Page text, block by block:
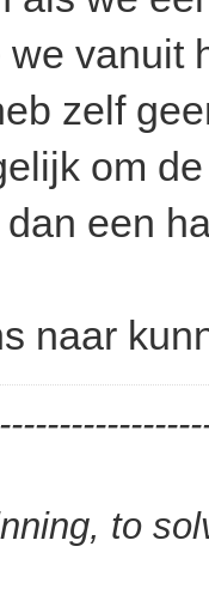
vanuit
zelf
om
een
naar
to